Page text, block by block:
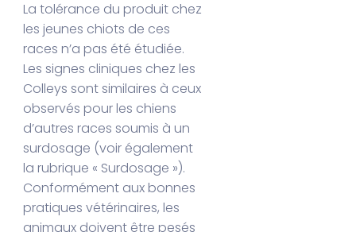
La tolérance du produit chez
les jeunes chiots de ces
races n’a pas été étudiée.
Les signes cliniques chez les
Colleys sont similaires à ceux
observés pour les chiens
d’autres races soumis à un
surdosage (voir également
la rubrique « Surdosage »).
Conformément aux bonnes
pratiques vétérinaires, les
animaux doivent être pesés